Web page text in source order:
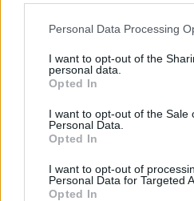
Personal Data Processing
I want to opt-out of the
personal data.
Opted In
I want to opt-out of the Sale
Personal Data.
Opted In
I want to opt-out of
Personal Data for Targeted
Opted In
Suscríbete al